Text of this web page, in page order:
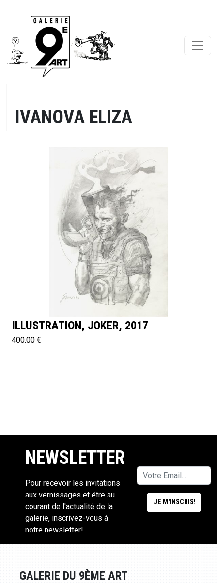
IVANOVA ELIZA
ILLUSTRATION, JOKER, 2017
400.00 €
NEWSLETTER
Pour recevoir les invitations
aux vernissages et être au
courant de l'actualité de la
galerie, inscrivez-vous à
notre newsletter!
GALERIE DU 9ÈME ART